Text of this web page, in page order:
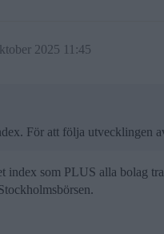
2025 11:45
För att följa utvecklingen
som PLUS alla bolag